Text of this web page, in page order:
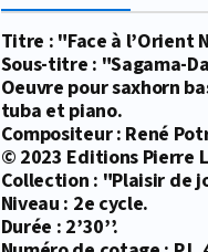
Titre : "Face à l’Orient
Sous-titre : "Sagama-
Oeuvre pour saxhorn
tuba et piano.
Compositeur : René
© 2023 Editions Pierre
Collection : "Plaisir de
Niveau : 2e cycle.
Durée : 2’30’’.